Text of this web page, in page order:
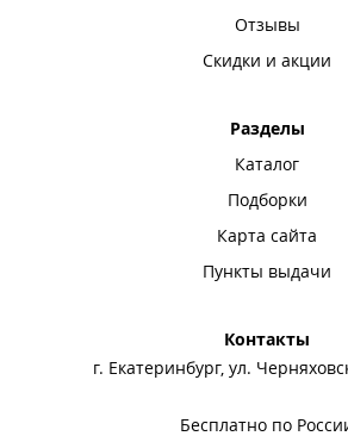
Отзывы
Скидки и акции
Разделы
Каталог
Подборки
Карта сайта
Пункты выдачи
Контакты
г. Екатеринбург, ул.
Бесплатно по